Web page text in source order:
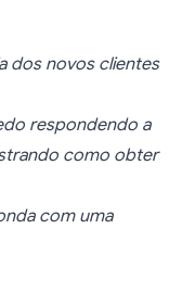
dos novos clientes
respondendo a
como obter
com uma